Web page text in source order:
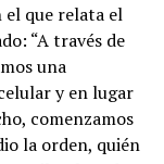
que relata el
“A través de
una
y en lugar
comenzamos
la orden, quién